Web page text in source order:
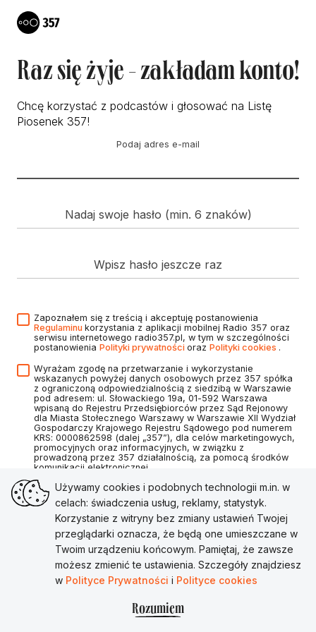
Raz się żyje - zakładam konto!
Chcę korzystać z podcastów i głosować na Listę
Piosenek 357!
Podaj adres e-mail
Nadaj swoje hasło (min. 6 znaków)
Wpisz hasło jeszcze raz
Zapoznałem się z treścią i akceptuję postanowienia
Regulaminu korzystania z aplikacji mobilnej Radio 357 oraz
serwisu internetowego radio357.pl, w tym w szczególności
postanowienia Polityki prywatności oraz Polityki cookies .
Wyrażam zgodę na przetwarzanie i wykorzystanie
wskazanych powyżej danych osobowych przez 357 spółka
z ograniczoną odpowiedzialnością z siedzibą w Warszawie
pod adresem: ul. Słowackiego 19a, 01-592 Warszawa
wpisaną do Rejestru Przedsiębiorców przez Sąd Rejonowy
dla Miasta Stołecznego Warszawy w Warszawie XII Wydział
Gospodarczy Krajowego Rejestru Sądowego pod numerem
KRS: 0000862598 (dalej „357”), dla celów marketingowych,
promocyjnych oraz informacyjnych, w związku z
prowadzoną przez 357 działalnością, za pomocą środków
komunikacji elektronicznej.
Utwórz konto
Masz już konto?Zaloguj się
Używamy cookies i podobnych technologii m.in. w
celach: świadczenia usług, reklamy, statystyk.
Korzystanie z witryny bez zmiany ustawień Twojej
przeglądarki oznacza, że będą one umieszczane w
Twoim urządzeniu końcowym. Pamiętaj, że zawsze
możesz zmienić te ustawienia. Szczegóły znajdziesz
w Polityce Prywatności i Polityce cookies
Rozumiem